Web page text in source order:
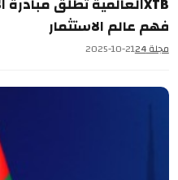
فهم عالم الاستثمار
مجلة 24 2025-10-21